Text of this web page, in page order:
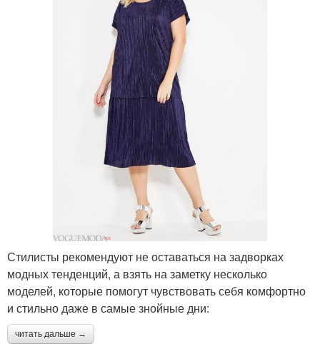
Стилисты рекомендуют не оставаться на задворках
модных тенденций, а взять на заметку несколько
моделей, которые помогут чувствовать себя комфортно
и стильно даже в самые знойные дни:
читать дальше →